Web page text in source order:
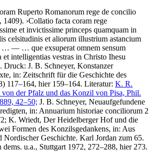
Ruperto Romanorum rege de concilio
1409). ›Collatio facta coram rege
et invictissime princeps quamquam in
celsitudinis et aliorum illustrium astancium
… — … que exsuperat omnem sensum
et intelligentias vestras in Christo Ihesu
. Druck: J. B. Schneyer, Konstanzer
in: Zeitschrift für die Geschichte des
117–164, hier 159–164. Literatur: K. R.
von der Pfalz und das Konzil von Pisa, Phil.
42–50; J. B. Schneyer, Neuaufgefundene
in: Annuarium historiae conciliorum 2
K. Wriedt, Der Heidelberger Hof und die
Formen des Konzilsgedankens, in: Aus
Nordischer Geschichte. Karl Jordan zum 65.
dems. u.a., Stuttgart 1972, 272–288, hier 273.